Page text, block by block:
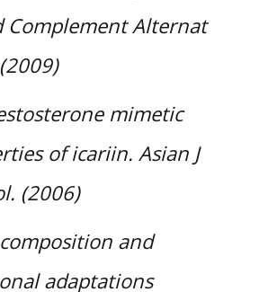
Complement Alternat
mimetic
of icariin. Asian J
(2006)
and
adaptations